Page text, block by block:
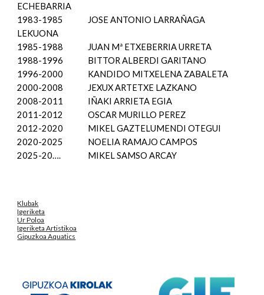
ECHEBARRIA
1983-1985
JOSE ANTONIO LARRAÑAGA
LEKUONA
1985-1988
JUAN Mª ETXEBERRIA URRETA
1988-1996
BITTOR ALBERDI GARITANO
1996-2000
KANDIDO MITXELENA ZABALETA
2000-2008
JEXUX ARTETXE LAZKANO
2008-2011
IÑAKI ARRIETA EGIA
2011-2012
OSCAR MURILLO PEREZ
2012-2020
MIKEL GAZTELUMENDI OTEGUI
2020-2025
NOELIA RAMAJO CAMPOS
2025-20….
MIKEL SAMSO ARCAY
Klubak
Igeriketa
Ur Poloa
Igeriketa Artistikoa
Gipuzkoa Aquatics